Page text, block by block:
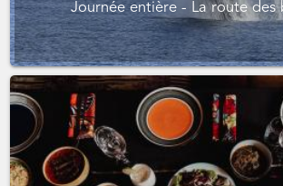
Journée entière - La route des